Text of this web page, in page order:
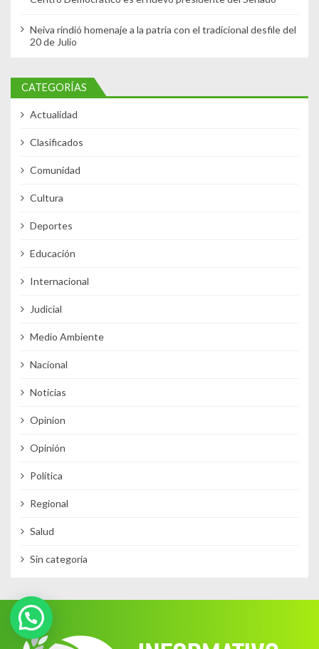
Neiva rindió homenaje a la patria con el tradicional desfile del
20 de Julio
CATEGORÍAS
Actualidad
Clasificados
Comunidad
Cultura
Deportes
Educación
Internacional
Judicial
Medio Ambiente
Nacional
Noticias
Opinion
Opinión
Política
Regional
Salud
Sin categoría